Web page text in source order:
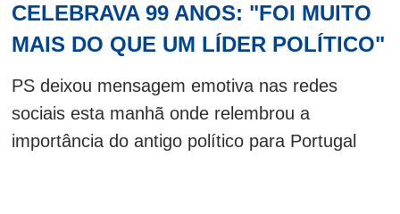
CELEBRAVA 99 ANOS: "FOI MUITO
MAIS DO QUE UM LÍDER POLÍTICO"
PS deixou mensagem emotiva nas redes
sociais esta manhã onde relembrou a
importância do antigo político para Portugal